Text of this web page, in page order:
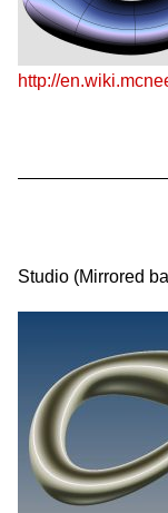
http://
Studio (Mirrored